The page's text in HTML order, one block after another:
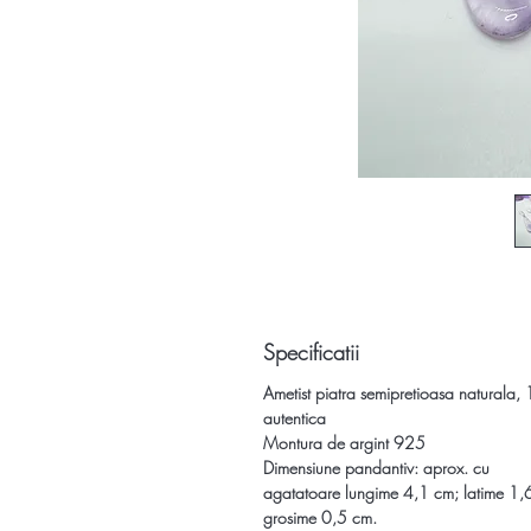
Specificatii
Ametist piatra semipretioasa naturala,
autentica
Montura de argint 925
Dimensiune pandantiv: aprox. cu
agatatoare lungime 4,1 cm; latime
grosime 0,5 cm.